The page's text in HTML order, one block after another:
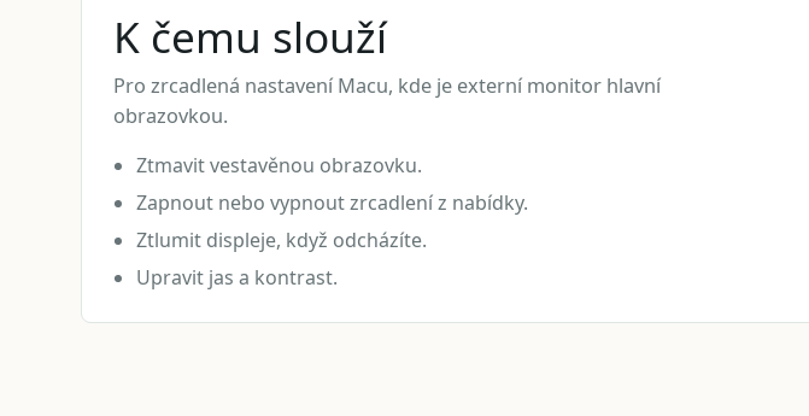
K čemu slouží
Pro zrcadlená nastavení Macu, kde je externí monitor hlavní
obrazovkou.
Ztmavit vestavěnou obrazovku.
Zapnout nebo vypnout zrcadlení z nabídky.
Ztlumit displeje, když odcházíte.
Upravit jas a kontrast.